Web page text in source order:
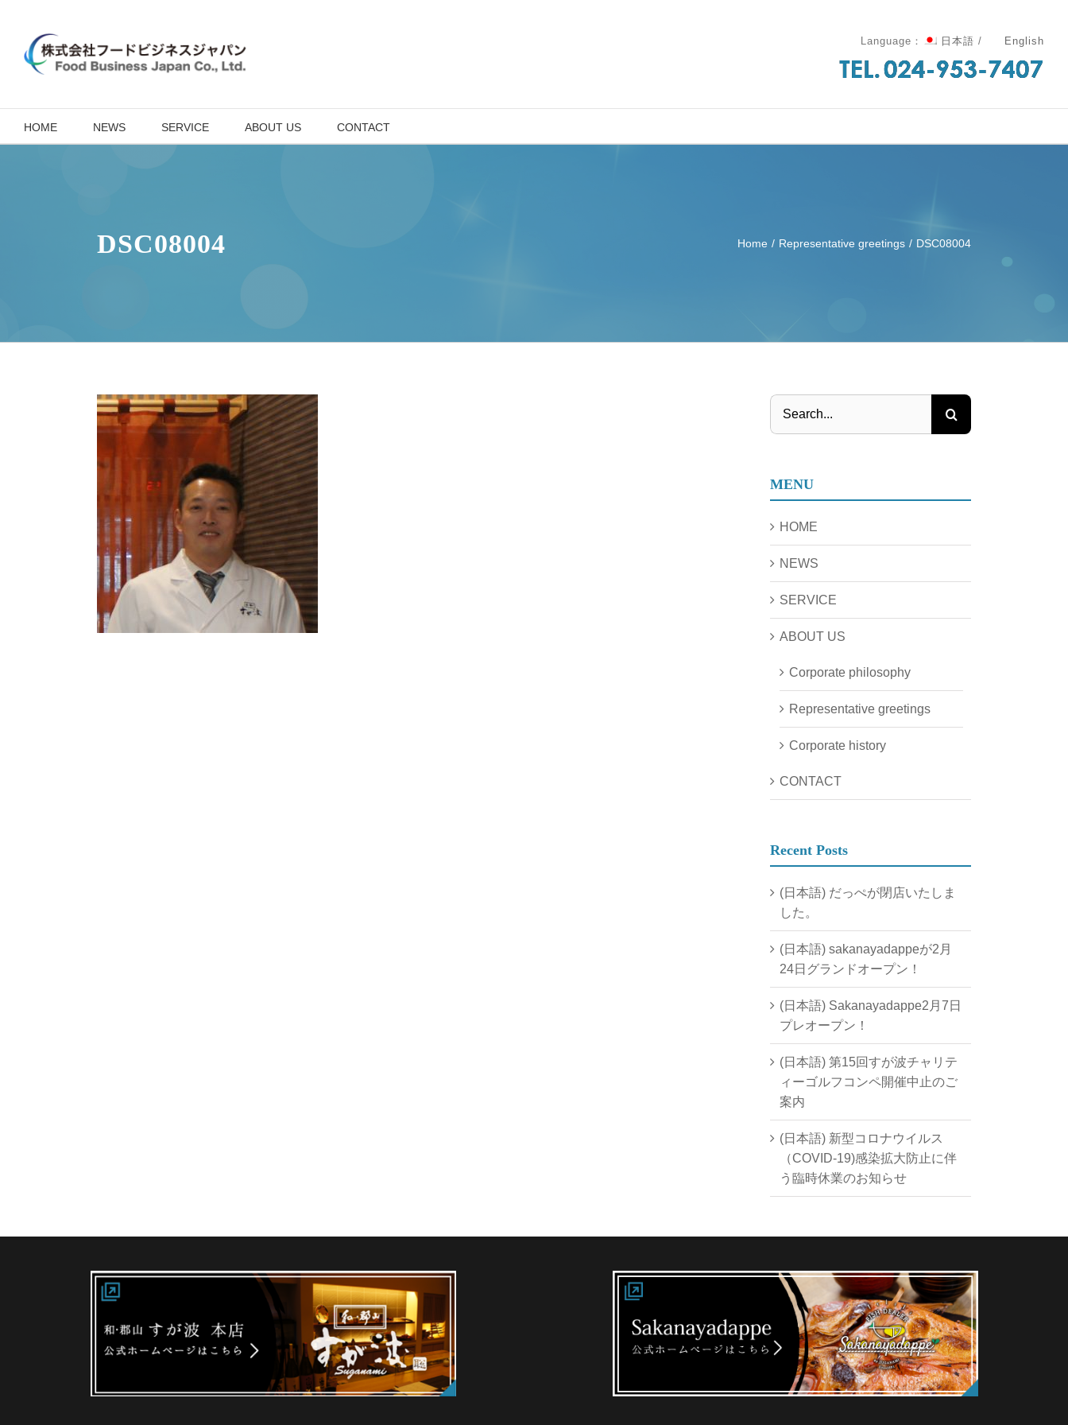
content
Language： 日本語 / English
HOME NEWS SERVICE ABOUT US CONTACT
DSC08004 Home / Representative greetings / DSC08004
Search
MENU
HOME
NEWS
SERVICE
ABOUT US
Corporate philosophy
Representative greetings
Corporate history
CONTACT
Recent Posts
(日本語) だっぺが閉店いたしま
した。
(日本語) sakanayadappeが2月
24日グランドオープン！
(日本語) Sakanayadappe2月7日
プレオープン！
(日本語) 第15回すが波チャリテ
ィーゴルフコンペ開催中止のご
案内
(日本語) 新型コロナウイルス
（COVID-19)感染拡大防止に伴
う臨時休業のお知らせ